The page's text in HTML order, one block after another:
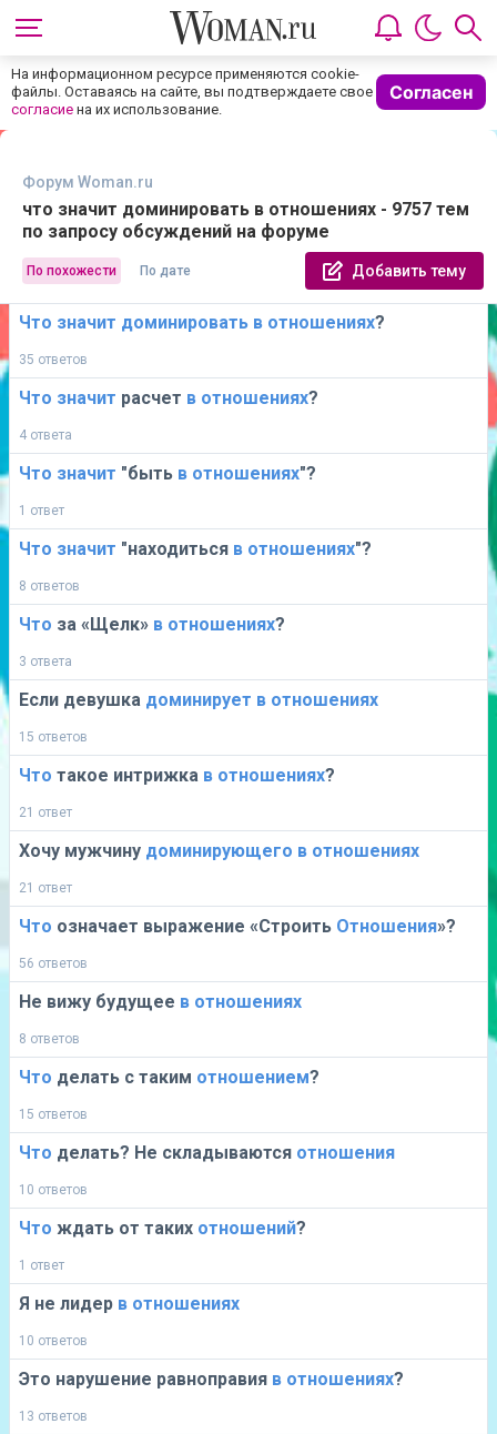
На информационном ресурсе применяются cookie-
файлы. Оставаясь на сайте, вы подтверждаете свое
согласие на их использование.
Согласен
Форум Woman.ru
что значит доминировать в отношениях - 9757 тем
по запросу обсуждений на форуме
По похожести По дате Добавить тему
Что значит доминировать в отношениях?
35 ответов
Что значит расчет в отношениях?
4 ответа
Что значит "быть в отношениях"?
1 ответ
Что значит "находиться в отношениях"?
8 ответов
Что за «Щелк» в отношениях?
3 ответа
Если девушка доминирует в отношениях
15 ответов
Что такое интрижка в отношениях?
21 ответ
Хочу мужчину доминирующего в отношениях
21 ответ
Что означает выражение «Строить Отношения»?
56 ответов
Не вижу будущее в отношениях
8 ответов
Что делать с таким отношением?
15 ответов
Что делать? Не складываются отношения
10 ответов
Что ждать от таких отношений?
1 ответ
Я не лидер в отношениях
10 ответов
Это нарушение равноправия в отношениях?
13 ответов